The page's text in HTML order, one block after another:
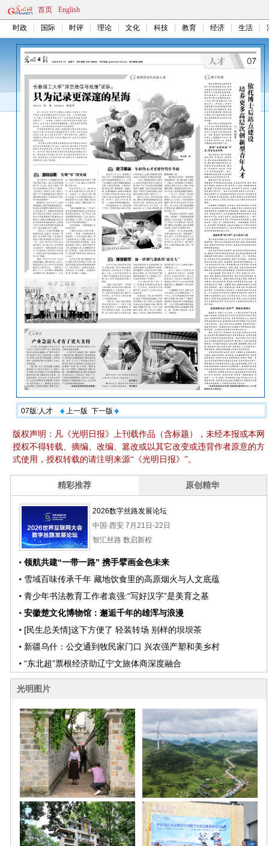
首页 English
时政 国际 时评 理论 文化 科技 教育 经济 生活
07版:人才 上一版 下一版
版权声明：凡《光明日报》上刊载作品（含标题），未经本报或本网
授权不得转载、摘编、改编、篡改或以其它改变或违背作者原意的方
式使用，授权转载的请注明来源“《光明日报》”。